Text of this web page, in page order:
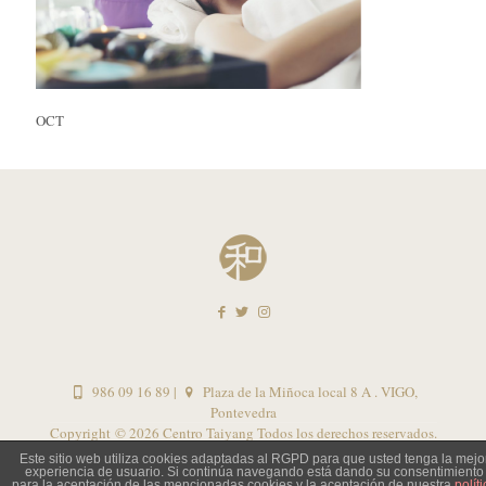
OCT
986 09 16 89 |
Plaza de la Miñoca local 8 A . VIGO,
Pontevedra
Copyright ©2026 Centro Taiyang Todos los derechos reservados.
Política de privacidad – Uso de cookies|Avisos legales|
Este sitio web utiliza cookies adaptadas al RGPD para que usted tenga la
experiencia de usuario. Si continúa navegando está dando su consentimiento